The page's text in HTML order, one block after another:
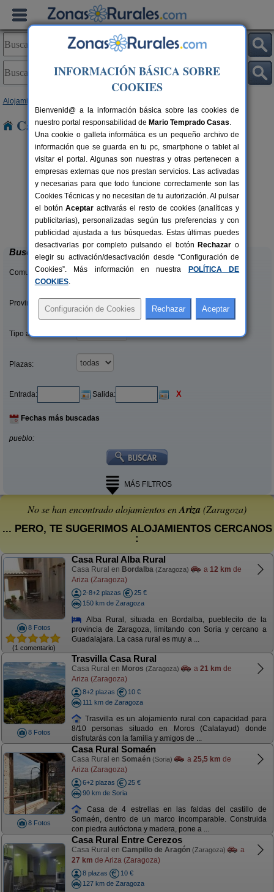
Alojamientos
Casas Rurales cerca de Ariza
6+4 pers.
desde35 €
Casa Rural Cuenta La Leyenda
Bulbuente (Zaragoza)
Buscar
Comunidades:
Provincias/Islas:
Tipo alquiler:
Plazas:
Entrada: Salida: X
Fechas más buscadas
pueblo:
MÁS FILTROS
No se han encontrado alojamientos enAriza (Zaragoza)
... PERO, TE SUGERIMOS ALOJAMIENTOS CERCANOS
:
8 Fotos
(1 comentario)
Casa Rural Alba Rural
Casa Rural en Bordalba (Zaragoza) a 12 km de
Ariza (Zaragoza)
2-8+2 plazas
25 €
150 km de Zaragoza
Alba Rural, situada en Bordalba, pueblecito de la
provincia de Zaragoza, limitando con Soria y cercano a
Guadalajara. La casa rural es muy a ...
8 Fotos
Trasvilla Casa Rural
Casa Rural en Moros (Zaragoza) a 21 km de
Ariza (Zaragoza)
8+2 plazas
10 €
111 km de Zaragoza
Trasvilla es un alojamiento rural con capacidad para
8/10 personas situado en Moros (Calatayud) donde
disfrutarás con la familia y amigos de ...
8 Fotos
Casa Rural Somaén
Casa Rural en Somaén (Soria) a 25,5 km de
Ariza (Zaragoza)
6+2 plazas
25 €
90 km de Soria
Casa de 4 estrellas en las faldas del castillo de
Somaén, dentro de un marco incomparable. Construida
con piedra autóctona y madera, pone a ...
Casa Rural Entre Cerezos
Casa Rural en Campillo de Aragón (Zaragoza)
a
27 km de Ariza (Zaragoza)
8 plazas
10 €
127 km de Zaragoza
INFORMACIÓN BÁSICA SOBRE
COOKIES
Bienvenid@ a la información básica sobre las cookies de
nuestro portal responsabilidad de Mario Temprado Casas.
Una cookie o galleta informática es un pequeño archivo de
información que se guarda en tu pc, smartphone o tablet al
visitar el portal. Algunas son nuestras y otras pertenecen a
empresas externas que nos prestan servicios. Las activadas
y necesarias para que todo funcione correctamente son las
Cookies Técnicas y no necesitan de tu autorización. Al pulsar
el botónAceptar activarás el resto de cookies (analíticas y
publicitarias), personalizadas según tus preferencias y con
publicidad ajustada a tus búsquedas. Estas últimas puedes
desactivarlas por completo pulsando el botón Rechazar o
elegir su activación/desactivación desde “Configuración de
Cookies”. Más información en nuestra
POLÍTICA DE
COOKIES.